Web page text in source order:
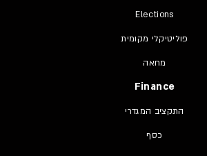
Elections
פוליטיקלי מקומית
מחאה
Finance
התקציב המגדרי
כסף